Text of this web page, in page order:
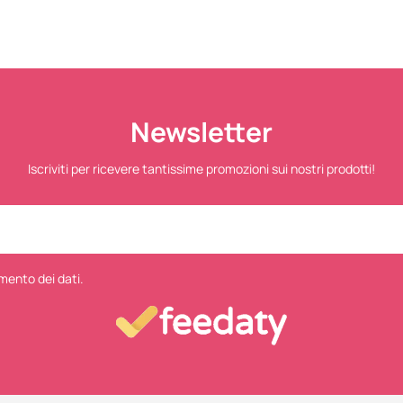
Newsletter
Iscriviti per ricevere tantissime promozioni sui nostri prodotti!
dei dati.